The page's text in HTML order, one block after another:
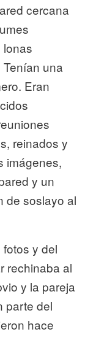
cercana
lonas
una
Eran
reinados y
imágenes,
y un
de soslayo al
y del
rechinaba al
y la pareja
parte del
hace